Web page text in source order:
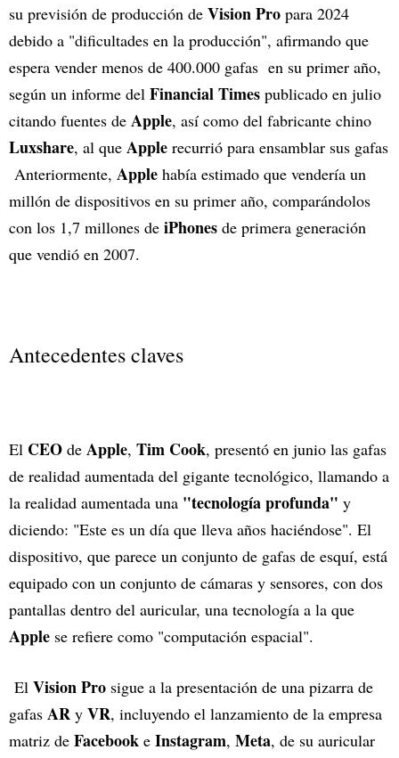
su previsión de producción de Vision Pro para 2024
debido a "dificultades en la producción", afirmando que
espera vender menos de 400.000 gafas en su primer año,
según un informe del Financial Times publicado en julio
citando fuentes de Apple, así como del fabricante chino
Luxshare, al que Apple recurrió para ensamblar sus gafas
Anteriormente, Apple había estimado que vendería un
millón de dispositivos en su primer año, comparándolos
con los 1,7 millones de iPhones de primera generación
que vendió en 2007.
Antecedentes claves
El CEO de Apple, Tim Cook, presentó en junio las gafas
de realidad aumentada del gigante tecnológico, llamando a
la realidad aumentada una "tecnología profunda" y
diciendo: "Este es un día que lleva años haciéndose". El
dispositivo, que parece un conjunto de gafas de esquí, está
equipado con un conjunto de cámaras y sensores, con dos
pantallas dentro del auricular, una tecnología a la que
Apple se refiere como "computación espacial".
El Vision Pro sigue a la presentación de una pizarra de
gafas AR y VR, incluyendo el lanzamiento de la empresa
matriz de Facebook e Instagram, Meta, de su auricular